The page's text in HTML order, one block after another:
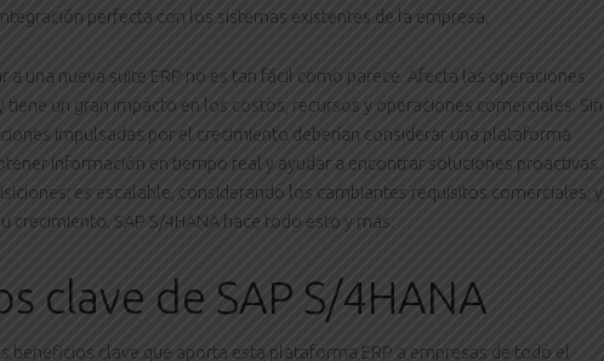
perfecta con los sistemas existentes de la empresa.
a una nueva suite ERP no es tan fácil como parece. Afecta las operaciones
tiene un gran impacto en los costos, recursos y operaciones comerciales. Sin
impulsadas por el crecimiento deberían considerar una plataforma
información en tiempo real y ayudar a encontrar soluciones proactivas
es escalable, considerando los cambiantes requisitos comerciales; y
crecimiento. SAP S/4HANA hace todo esto y más.
clave de SAP S/4HANA
beneficios clave que aporta esta plataforma ERP a empresas de todo el